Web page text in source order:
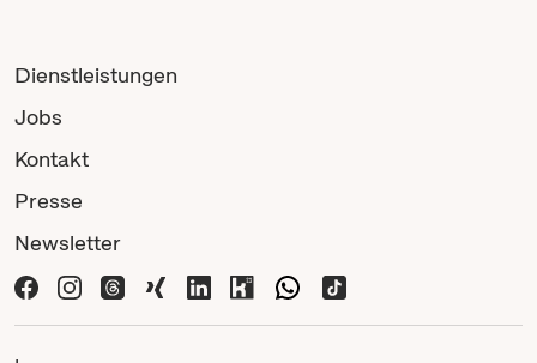
Dienstleistungen
Jobs
Kontakt
Presse
Newsletter